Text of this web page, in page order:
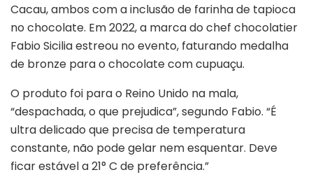
Cacau, ambos com a inclusão de farinha de tapioca
no chocolate. Em 2022, a marca do chef chocolatier
Fabio Sicilia estreou no evento, faturando medalha
de bronze para o chocolate com cupuaçu.
O produto foi para o Reino Unido na mala,
“despachada, o que prejudica”, segundo Fabio. “É
ultra delicado que precisa de temperatura
constante, não pode gelar nem esquentar. Deve
ficar estável a 21° C de preferência.”